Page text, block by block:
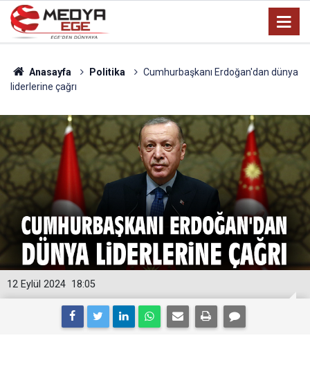
Anasayfa Politika
Cumhurbaşkanı Erdoğan'dan dünya
liderlerine çağrı
18:05
12 Eylül 2024